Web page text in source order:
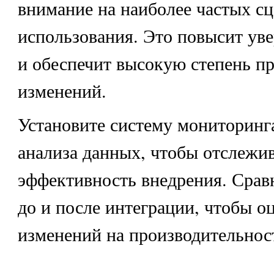
внимание на наиболее частых
использования. Это повысит
и обеспечит высокую степень
изменений.
Установите систему
анализа данных, чтобы
эффективность внедрения.
до и после интеграции, чтобы
изменений на